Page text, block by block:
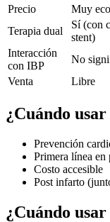
Precio
Muy
Terapia dual
Sí (con
stent)
Interacción
con IBP
No
Venta
Libre
¿Cuándo usar
Prevención
Primera línea en
Costo accesible
Post infarto
¿Cuándo usar